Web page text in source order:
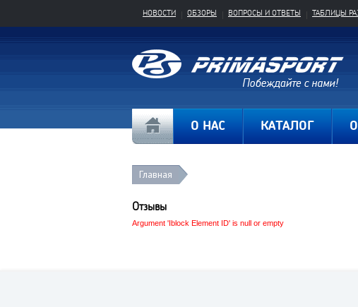
НОВОСТИ ОБЗОРЫ ВОПРОСЫ И ОТВЕТЫ ТАБЛИЦЫ
О НАС КАТАЛОГ
Главная
Отзывы
Argument 'Iblock Element ID' is null or empty